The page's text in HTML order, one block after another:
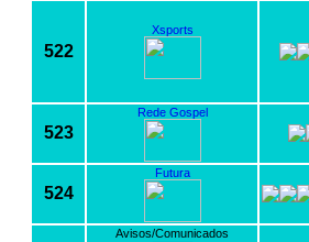
522
Xsports
523
Rede Gospel
524
Futura
Avisos/Comunicados